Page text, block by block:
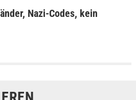
Nazi-Codes, kein